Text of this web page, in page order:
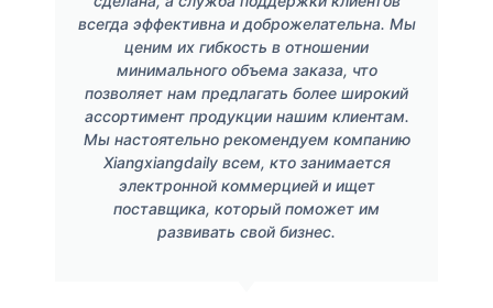
всегда эффективна и доброжелательна. Мы
ценим их гибкость в отношении
минимального объема заказа, что
позволяет нам предлагать более широкий
ассортимент продукции нашим клиентам.
Мы настоятельно рекомендуем компанию
Xiangxiangdaily всем, кто занимается
электронной коммерцией и ищет
поставщика, который поможет им
развивать свой бизнес.